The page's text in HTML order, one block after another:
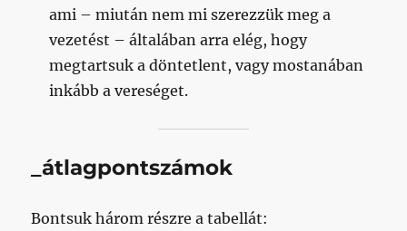
ami – miután nem mi szerezzük meg a
vezetést – általában arra elég, hogy
megtartsuk a döntetlent, vagy mostanában
inkább a vereséget.
_átlagpontszámok
Bontsuk három részre a tabellát: